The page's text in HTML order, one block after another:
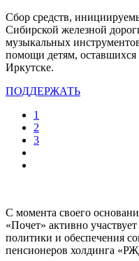
Сбор средств,
Сибирской железной
музыкальных
помощи детям, оставшихся
Иркутске.
ПОДДЕРЖАТЬ
1
2
3
С момента своего
«Почет» активно
политики и обеспечения
пенсионеров холдинга